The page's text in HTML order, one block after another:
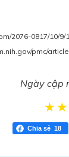
2076-0817/10/9/
pmc/
Ngày cập
★★
Chia sẻ 18